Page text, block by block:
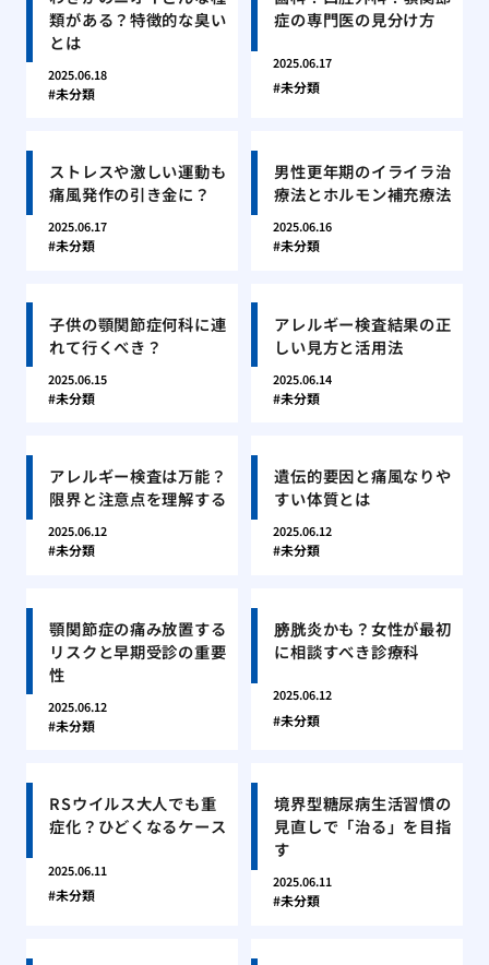
類がある？特徴的な臭い
とは
2025.06.18
未分類
症の専門医の見分け方
2025.06.17
未分類
ストレスや激しい運動も
痛風発作の引き金に？
2025.06.17
未分類
男性更年期のイライラ治
療法とホルモン補充療法
2025.06.16
未分類
子供の顎関節症何科に連
れて行くべき？
2025.06.15
未分類
アレルギー検査結果の正
しい見方と活用法
2025.06.14
未分類
アレルギー検査は万能？
限界と注意点を理解する
2025.06.12
未分類
遺伝的要因と痛風なりや
すい体質とは
2025.06.12
未分類
顎関節症の痛み放置する
リスクと早期受診の重要
性
2025.06.12
未分類
膀胱炎かも？女性が最初
に相談すべき診療科
2025.06.12
未分類
RSウイルス大人でも重
症化？ひどくなるケース
2025.06.11
未分類
境界型糖尿病生活習慣の
見直しで「治る」を目指
す
2025.06.11
未分類